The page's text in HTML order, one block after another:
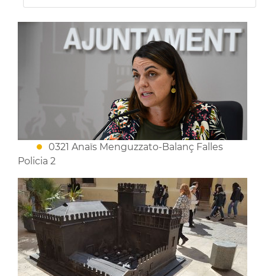
0321 Anaïs Menguzzato-Balanç Falles
Policia 2